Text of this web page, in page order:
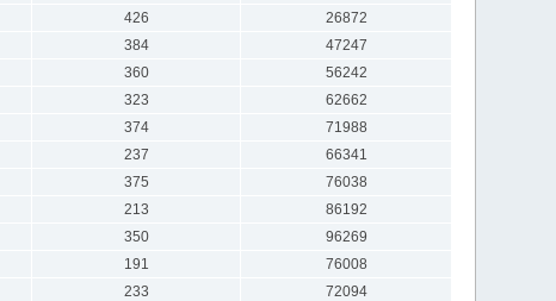
426
26872
384
47247
360
56242
323
62662
374
71988
237
66341
375
76038
213
86192
350
96269
191
76008
233
72094